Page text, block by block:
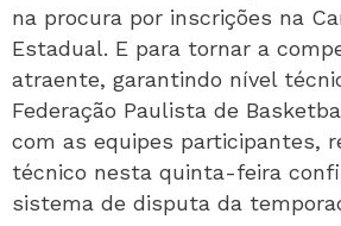
na procura por inscrições na
Estadual. E para tornar a
atraente, garantindo nível
Federação Paulista de
com as equipes participantes,
técnico nesta quinta-feira
sistema de disputa da